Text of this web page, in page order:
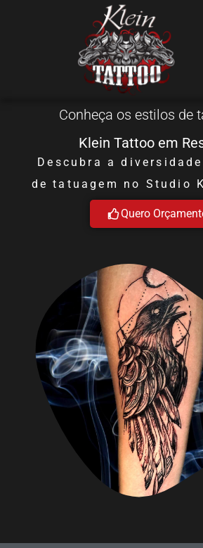
Conheça os estilos de
Klein Tattoo em
Descubra a
de tatuagem no Studio
Quero